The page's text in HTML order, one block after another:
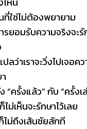
ใช่ไม่ต้องพยายาม
รยอมรับความจริงจะ
ลว่าเราจะวิ่งไปเจอค
ครั้งแล้ว” กับ “ครั้งเ
ม่เห็นจะรักษาไว้เลย
ไม่ถึงเส้นชัยสักที